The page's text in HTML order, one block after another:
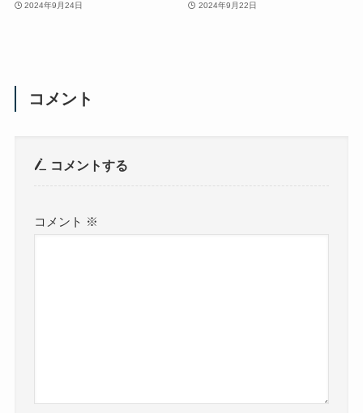
2024年9月24日 2024年9月22日
コメント
コメントする
コメント ※